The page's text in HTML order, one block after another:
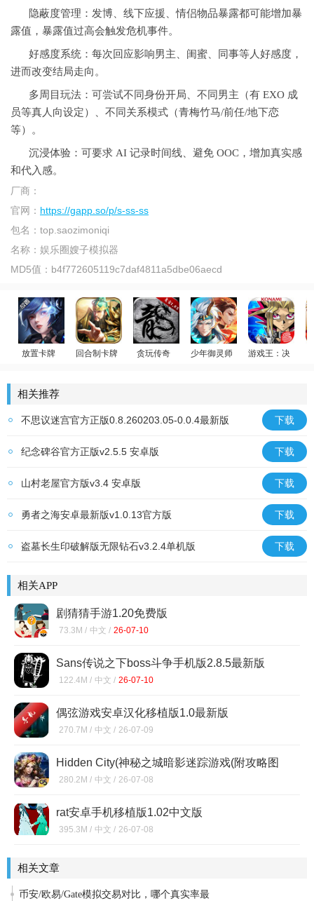
隐蔽度管理：发博、线下应援、情侣物品暴露都可能增加暴
露值，暴露值过高会触发危机事件。
好感度系统：每次回应影响男主、闺蜜、同事等人好感度，
进而改变结局走向。
多周目玩法：可尝试不同身份开局、不同男主（有 EXO 成
员等真人向设定）、不同关系模式（青梅竹马/前任/地下恋
等）。
沉浸体验：可要求 AI 记录时间线、避免 OOC，增加真实感
和代入感。
厂商：
官网： https://gapp.so/p/s-ss-ss
包名： top.saozimoniqi
名称： 娱乐圈嫂子模拟器
MD5值： b4f772605119c7daf4811a5dbe06aecd
放置卡牌
回合制卡牌
贪玩传奇
少年御灵师
温碧霞代言
游戏王：决斗链
相关推荐
不思议迷宫官方正版0.8.260203.05-0.0.4最新版 下载
纪念碑谷官方正版v2.5.5 安卓版 下载
山村老屋官方版v3.4 安卓版 下载
勇者之海安卓最新版v1.0.13官方版 下载
盗墓长生印破解版无限钻石v3.2.4单机版 下载
相关APP
剧猜猜手游1.20免费版
73.3M / 中文 / 26-07-10
Sans传说之下boss斗争手机版2.8.5最新版
122.4M / 中文 / 26-07-10
偶弦游戏安卓汉化移植版1.0最新版
270.7M / 中文 / 26-07-09
Hidden City(神秘之城暗影迷踪游戏(附攻略图
解))1.98.9802
280.2M / 中文 / 26-07-08
rat安卓手机移植版1.02中文版
395.3M / 中文 / 26-07-08
相关文章
币安/欧易/Gate模拟交易对比，哪个真实率最